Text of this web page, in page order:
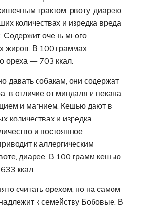
трактом, рвоту, диарею,
количествах и изредка вреда
Содержит очень много
жиров. В 100 граммах
ореха — 703 ккал.
давать собакам, они содержат
в отличие от миндаля и пекана,
и магнием. Кешью дают в
количествах и изредка.
и постоянное
к аллергическим
диарее. В 100 грамм кешью
ккал.
считать орехом, но на самом
к семейству Бобовые. В